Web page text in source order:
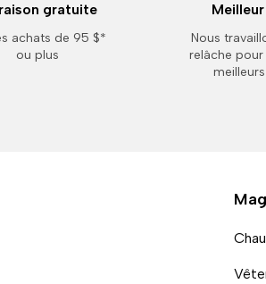
gratuite
achats de 95 $*
ou plus
Nous
relâche